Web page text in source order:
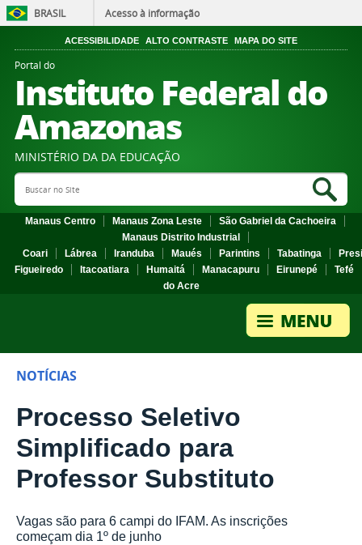
BRASIL Acesso à informação
ACESSIBILIDADE ALTO CONTRASTE MAPA DO SITE
Portal do
Instituto Federal do
Amazonas
MINISTÉRIO DA DA EDUCAÇÃO
Search Site
Manaus Centro Manaus Zona Leste
São Gabriel da Cachoeira
Manaus Distrito Industrial
Coari
Lábrea Iranduba Maués Parintins Tabatinga
Figueiredo
Itacoatiara Humaitá Manacapuru Eirunepé
Tefé
do Acre
NOTÍCIAS
Processo Seletivo
Simplificado para
Professor Substituto
Vagas são para 6 campi do IFAM. As inscrições
começam dia 1º de junho